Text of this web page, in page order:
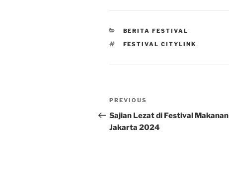
CATEGORIES
BERITA FESTIVAL
TAGS
FESTIVAL CITYLINK
Post
navigation
Previous
Post
PREVIOUS
Sajian Lezat di Festival Makanan
Jakarta 2024